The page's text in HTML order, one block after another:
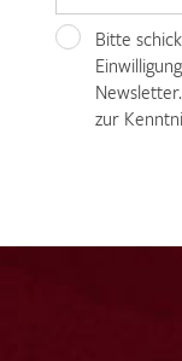
Bitte
zur